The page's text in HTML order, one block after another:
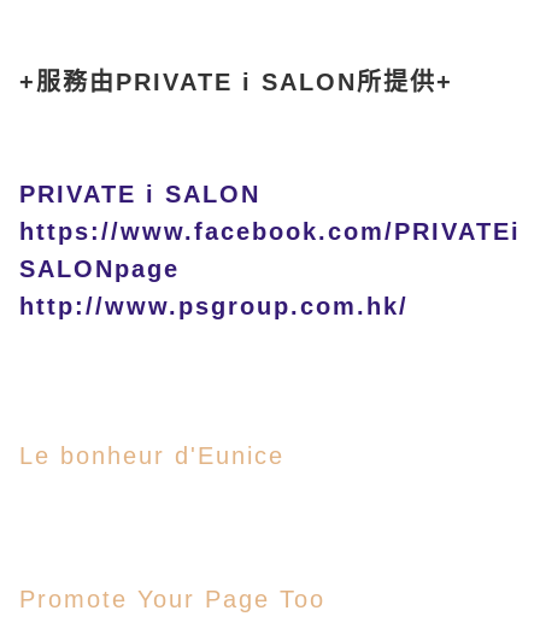
+服務由PRIVATE i SALON所提供+
PRIVATE i SALON
https://www.facebook.com/PRIVATEi
SALONpage
http://www.psgroup.com.hk/
Le bonheur d'Eunice
Promote Your Page Too